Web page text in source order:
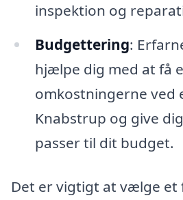
inspektion og
Budgettering:
hjælpe dig med at få
omkostningerne ved
Knabstrup og give
passer til dit budget.
Det er vigtigt at vælge et